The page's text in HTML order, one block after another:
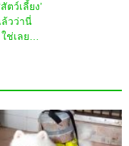
ตว์เลี้ยง’
ล้วว่านี่
ช่เลย…